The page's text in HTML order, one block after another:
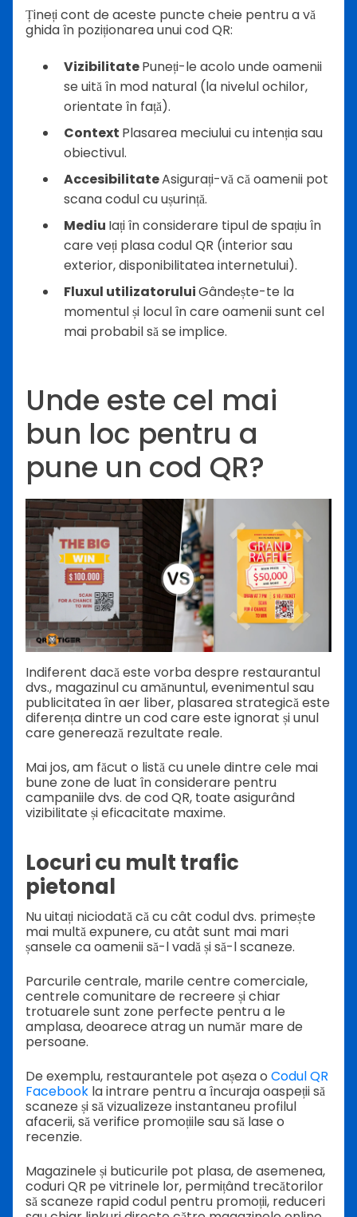
Țineți cont de aceste puncte cheie pentru a vă
ghida în poziționarea unui cod QR:
VizibilitatePuneți-le acolo unde oamenii
se uită în mod natural (la nivelul ochilor,
orientate în față).
Context Plasarea meciului cu intenția sau
obiectivul.
AccesibilitateAsigurați-vă că oamenii pot
scana codul cu ușurință.
Mediu Iați în considerare tipul de spațiu în
care veți plasa codul QR (interior sau
exterior, disponibilitatea internetului).
Fluxul utilizatoruluiGândește-te la
momentul și locul în care oamenii sunt cel
mai probabil să se implice.
Unde este cel mai
bun loc pentru a
pune un cod QR?
Indiferent dacă este vorba despre restaurantul
dvs., magazinul cu amănuntul, evenimentul sau
publicitatea în aer liber, plasarea strategică este
diferența dintre un cod care este ignorat și unul
care generează rezultate reale.
Mai jos, am făcut o listă cu unele dintre cele mai
bune zone de luat în considerare pentru
campaniile dvs. de cod QR, toate asigurând
vizibilitate și eficacitate maxime.
Locuri cu mult trafic
pietonal
Nu uitați niciodată că cu cât codul dvs. primește
mai multă expunere, cu atât sunt mai mari
șansele ca oamenii să-l vadă și să-l scaneze.
Parcurile centrale, marile centre comerciale,
centrele comunitare de recreere și chiar
trotuarele sunt zone perfecte pentru a le
amplasa, deoarece atrag un număr mare de
persoane.
De exemplu, restaurantele pot așeza o Codul QR
Facebook la intrare pentru a încuraja oaspeții să
scaneze și să vizualizeze instantaneu profilul
afacerii, să verifice promoțiile sau să lase o
recenzie.
Magazinele și buticurile pot plasa, de asemenea,
coduri QR pe vitrinele lor, permițând trecătorilor
să scaneze rapid codul pentru promoții, reduceri